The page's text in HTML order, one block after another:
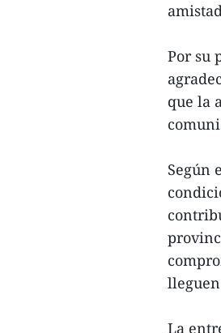
Por su
que la
Según
La